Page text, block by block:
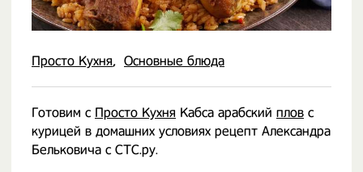
Просто Кухня Основные блюда
Готовим с Просто Кухня Кабса арабский плов с
курицей в домашних условиях рецепт Александра
Бельковича с СТС.ру.